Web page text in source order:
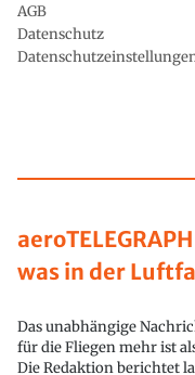
was in der
Das unabhängige
für die Fliegen mehr ist
Die Redaktion berichtet
AGB
Datenschutz